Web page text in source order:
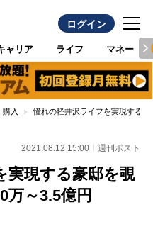
ログイン
ャリア ライフ マネー
購入 憧れの軽井沢ライフを実現する
2021.08.12 15:00 週刊ポスト
実現する豪邸を覗
～3.5億円